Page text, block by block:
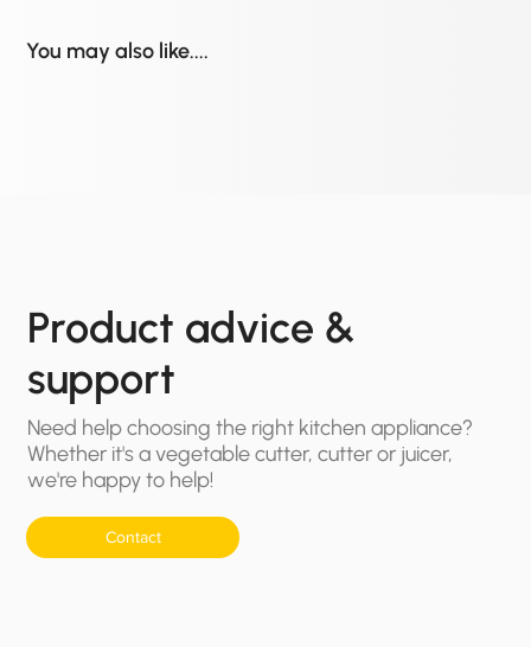
You may also like....
Product advice &
support
Need help choosing the right kitchen appliance?
Whether it's a vegetable cutter, cutter or juicer,
we're happy to help!
Contact